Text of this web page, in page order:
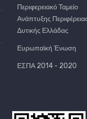
Περιφερειακό Ταμείο
Ανάπτυξης
Δυτικής Ελλάδας
Ευρωπαϊκή Ένωση
ΕΣΠΑ 2014 - 2020